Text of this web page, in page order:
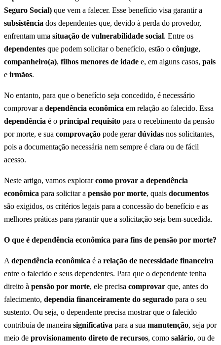
Seguro Social) que vem a falecer. Esse benefício visa garantir a
subsistência dos dependentes que, devido à perda do provedor,
enfrentam uma situação de vulnerabilidade social. Entre os
dependentes que podem solicitar o benefício, estão o cônjuge,
companheiro(a), filhos menores de idade e, em alguns casos, pais
e irmãos.
No entanto, para que o benefício seja concedido, é necessário
comprovar a dependência econômica em relação ao falecido. Essa
dependência é o principal requisito para o recebimento da pensão
por morte, e sua comprovação pode gerardúvidas nos solicitantes,
pois a documentação necessária nem sempre é clara ou de fácil
acesso.
Neste artigo, vamos explorarcomo provar a dependência
econômica para solicitar a pensão por morte, quais documentos
são exigidos, os critérios legais para a concessão do benefício e as
melhores práticas para garantir que a solicitação seja bem-sucedida.
O que é dependência econômica para fins de pensão por morte?
A dependência econômica é a relação de necessidade financeira
entre o falecido e seus dependentes. Para que o dependente tenha
direito à pensão por morte, ele precisa comprovar que, antes do
falecimento, dependia financeiramente do segurado para o seu
sustento. Ou seja, o dependente precisa mostrar que o falecido
contribuía de maneira significativa para a sua manutenção, seja por
meio de provisionamento direto de recursos, como salário, ou de